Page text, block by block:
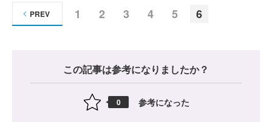
1 2 3 4 5 6
PREV
この記事は参考になりましたか？
0 参考になった